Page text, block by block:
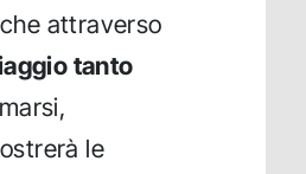
attraverso
tanto
le